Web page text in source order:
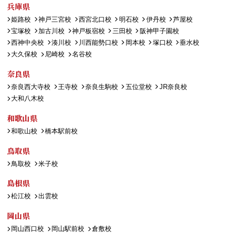
兵庫県
姫路校 神戸三宮校 西宮北口校 明石校 伊丹校
芦屋校
宝塚校
加古川校 神戸板宿校 三田校
阪神甲子園校
西神中央校
湊川校 川西能勢口校 岡本校 塚口校
垂水校
大久保校
尼崎校 名谷校
奈良県
奈良西大寺校 王寺校 奈良生駒校 五位堂校
JR奈良校
大和八木校
和歌山県
和歌山校 橋本駅前校
鳥取県
鳥取校 米子校
島根県
松江校 出雲校
岡山県
岡山西口校 岡山駅前校 倉敷校